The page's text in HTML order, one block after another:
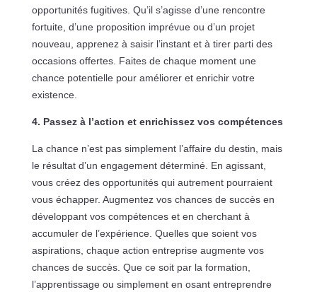
opportunités fugitives. Qu’il s’agisse d’une rencontre
fortuite, d’une proposition imprévue ou d’un projet
nouveau, apprenez à saisir l’instant et à tirer parti des
occasions offertes. Faites de chaque moment une
chance potentielle pour améliorer et enrichir votre
existence.
4. Passez à l’action et enrichissez vos compétences
La chance n’est pas simplement l’affaire du destin, mais
le résultat d’un engagement déterminé. En agissant,
vous créez des opportunités qui autrement pourraient
vous échapper. Augmentez vos chances de succès en
développant vos compétences et en cherchant à
accumuler de l’expérience. Quelles que soient vos
aspirations, chaque action entreprise augmente vos
chances de succès. Que ce soit par la formation,
l’apprentissage ou simplement en osant entreprendre